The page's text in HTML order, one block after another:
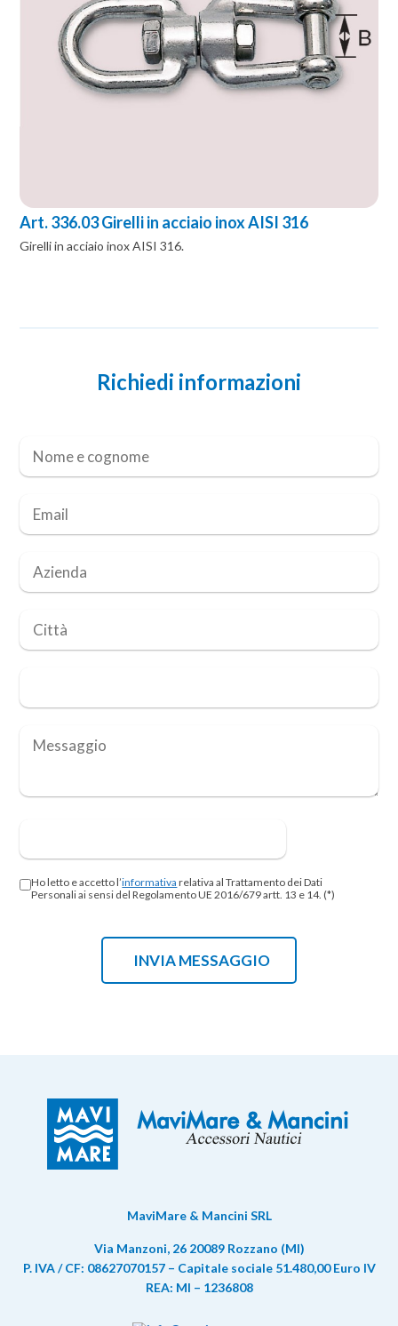
Art. 336.03 Girelli in acciaio inox AISI 316
Girelli in acciaio inox AISI 316.
Richiedi informazioni
Ho letto e accetto l’informativa relativa al Trattamento dei Dati
Personali ai sensi del Regolamento UE 2016/679 artt. 13 e 14. (*)
MaviMare & Mancini SRL
Via Manzoni, 26 20089 Rozzano (MI)
P. IVA / CF: 08627070157 – Capitale sociale 51.480,00 Euro IV
REA: MI – 1236808